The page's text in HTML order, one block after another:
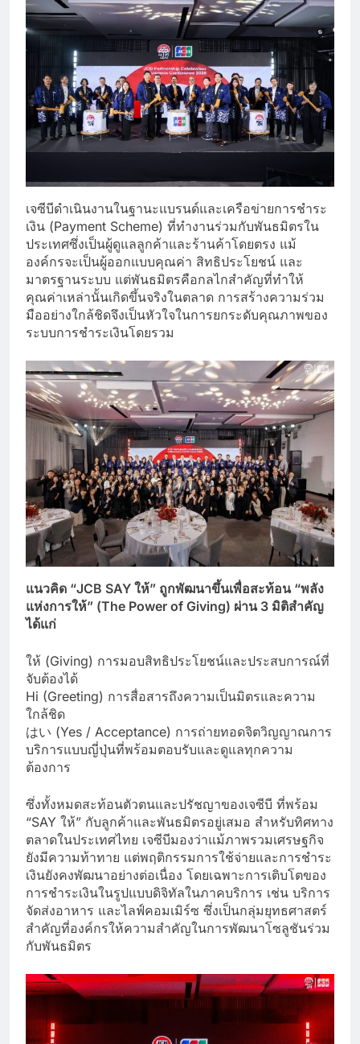
เจซีบีดำเนินงานในฐานะแบรนด์และเครือข่ายการชำระ
เงิน (Payment Scheme) ที่ทำงานร่วมกับพันธมิตรใน
ประเทศซึ่งเป็นผู้ดูแลลูกค้าและร้านค้าโดยตรง แม้
องค์กรจะเป็นผู้ออกแบบคุณค่า สิทธิประโยชน์ และ
มาตรฐานระบบ แต่พันธมิตรคือกลไกสำคัญที่ทำให้
คุณค่าเหล่านั้นเกิดขึ้นจริงในตลาด การสร้างความร่วม
มืออย่างใกล้ชิดจึงเป็นหัวใจในการยกระดับคุณภาพของ
ระบบการชำระเงินโดยรวม
แนวคิด “JCB SAY ให้” ถูกพัฒนาขึ้นเพื่อสะท้อน “พลัง
แห่งการให้” (The Power of Giving) ผ่าน 3 มิติสำคัญ
ได้แก่
ให้ (Giving) การมอบสิทธิประโยชน์และประสบการณ์ที่
จับต้องได้
Hi (Greeting) การสื่อสารถึงความเป็นมิตรและความ
ใกล้ชิด
はい (Yes / Acceptance) การถ่ายทอดจิตวิญญาณการ
บริการแบบญี่ปุ่นที่พร้อมตอบรับและดูแลทุกความ
ต้องการ
ซึ่งทั้งหมดสะท้อนตัวตนและปรัชญาของเจซีบี ที่พร้อม
“SAY ให้” กับลูกค้าและพันธมิตรอยู่เสมอ สำหรับทิศทาง
ตลาดในประเทศไทย เจซีบีมองว่าแม้ภาพรวมเศรษฐกิจ
ยังมีความท้าทาย แต่พฤติกรรมการใช้จ่ายและการชำระ
เงินยังคงพัฒนาอย่างต่อเนื่อง โดยเฉพาะการเติบโตของ
การชำระเงินในรูปแบบดิจิทัลในภาคบริการ เช่น บริการ
จัดส่งอาหาร และไลฟ์คอมเมิร์ซ ซึ่งเป็นกลุ่มยุทธศาสตร์
สำคัญที่องค์กรให้ความสำคัญในการพัฒนาโซลูชันร่วม
กับพันธมิตร